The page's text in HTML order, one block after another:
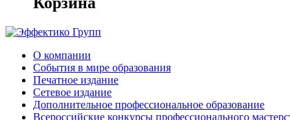
О компании
События в мире образования
Печатное издание
Сетевое издание
Дополнительное профессиональное образование
Всероссийские конкурсы профессионального